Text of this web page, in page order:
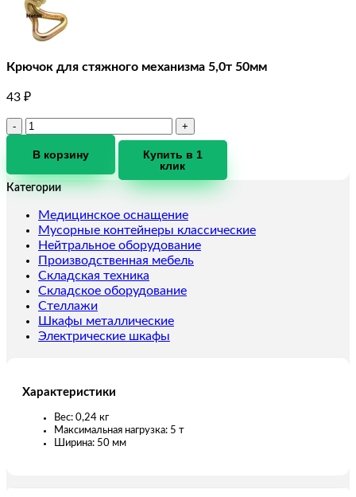
Крючок для стяжного механизма 5,0т 50мм
43 ₽
Количество
Крючок
стяжного
5,0т
50мм
В корзину
Купить в 1
клик
Категории
Медицинское оснащение
Мусорные контейнеры классические
Нейтральное оборудование
Производственная мебель
Складская техника
Складское оборудование
Стеллажи
Шкафы металлические
Электрические шкафы
Характеристики
Вес: 0,24 кг
Максимальная нагрузка: 5 т
Ширина: 50 мм